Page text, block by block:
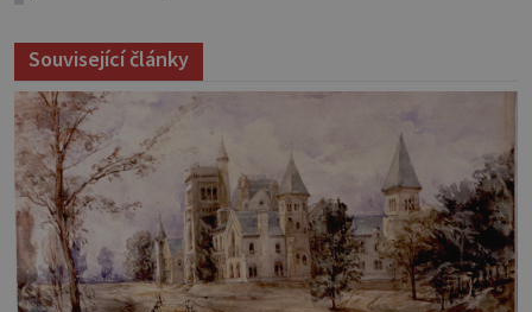
Související články